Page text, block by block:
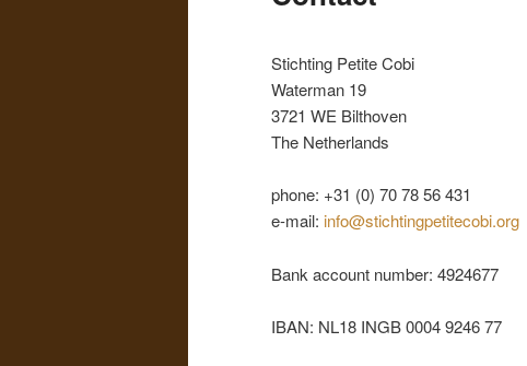
primary
content
Stichting Petite Cobi
Waterman 19
3721 WE Bilthoven
The Netherlands
phone: +31 (0) 70 78 56 431
e-mail: info@stichtingpetitecobi.org
Bank account number: 4924677
IBAN: NL18 INGB 0004 9246 77